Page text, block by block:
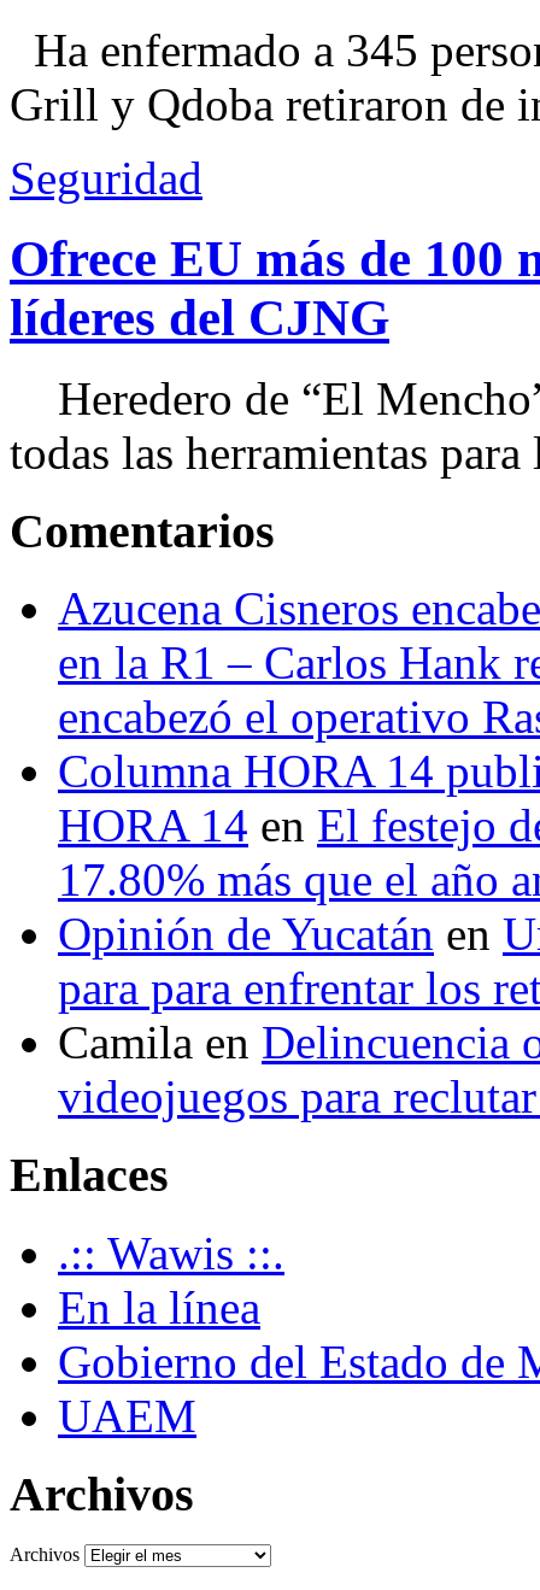
Ha enfermado a 345
Grill y Qdoba retiraron de
Seguridad
Ofrece EU más de 100
líderes del CJNG
Heredero de “El
todas las herramientas
Comentarios
Azucena Cisneros
en la R1 – Carlos Hank
encabezó el operativo
Columna HORA 14
HORA 14 en El festejo
17.80% más que el año
Opinión de Yucatán en
para para enfrentar los
Camila en Delincuencia
videojuegos para
Enlaces
.:: Wawis ::.
En la línea
Gobierno del Estado de
UAEM
Archivos
Archivos